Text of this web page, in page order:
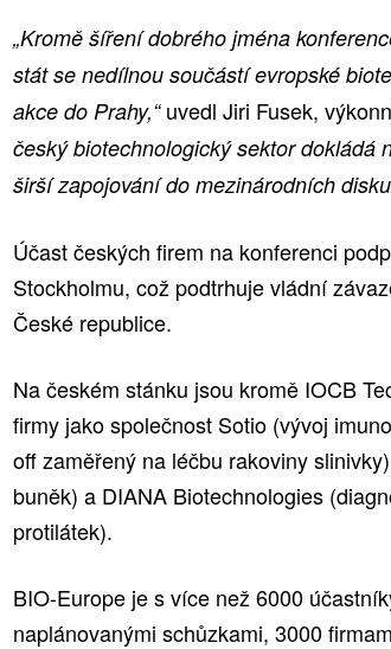
„Kromě šíření dobrého jména
stát se nedílnou součástí evropské
akce do Prahy,“uvedl Jiri Fusek,
český biotechnologický sektor dokládá
širší zapojování do mezinárodních
Účast českých firem na konferenci
Stockholmu, což podtrhuje vládní
České republice.
Na českém stánku jsou kromě IOCB
firmy jako společnost Sotio (vývoj
off zaměřený na léčbu rakoviny
buněk) a DIANA Biotechnologies
protilátek).
BIO-Europe je s více než 6000
naplánovanými schůzkami, 3000